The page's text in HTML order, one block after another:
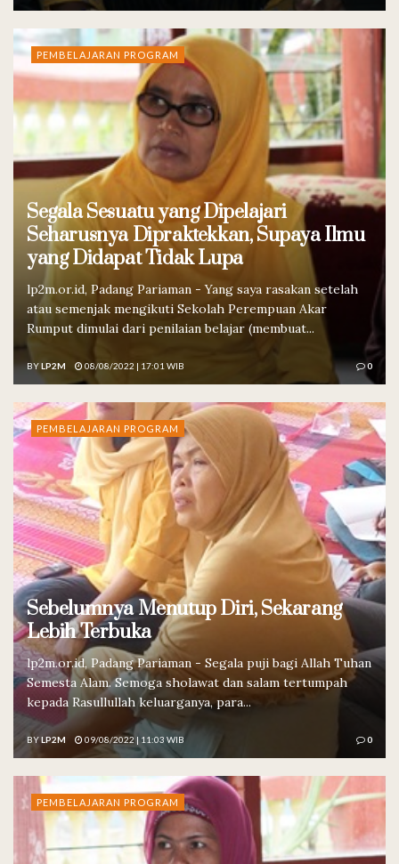
PEMBELAJARAN PROGRAM
Segala Sesuatu yang Dipelajari
Seharusnya Dipraktekkan, Supaya Ilmu
yang Didapat Tidak Lupa
lp2m.or.id, Padang Pariaman - Yang saya rasakan setelah
atau semenjak mengikuti Sekolah Perempuan Akar
Rumput dimulai dari penilaian belajar (membuat...
BYLP2M 08/08/2022 | 17:01 WIB 0
PEMBELAJARAN PROGRAM
Sebelumnya Menutup Diri, Sekarang
Lebih Terbuka
lp2m.or.id, Padang Pariaman - Segala puji bagi Allah Tuhan
Semesta Alam. Semoga sholawat dan salam tertumpah
kepada Rasullullah keluarganya, para...
BYLP2M 09/08/2022 | 11:03 WIB 0
PEMBELAJARAN PROGRAM